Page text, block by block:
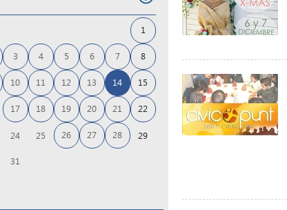
1
3 4 5 6 7 8
10 11 12 13 14 15
17 18 19 20 21 22
24 25 26 27 28 29
31